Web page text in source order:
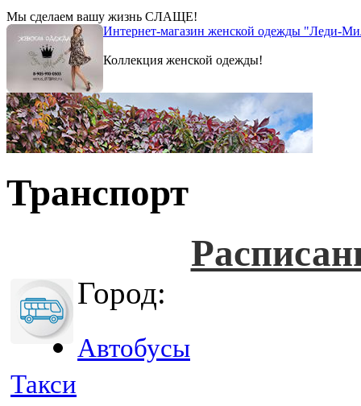
Мы сделаем вашу жизнь СЛАЩЕ!
Интернет-магазин женской одежды "Леди-
Коллекция женской одежды!
Транспорт
Город:
Автобусы
Такси